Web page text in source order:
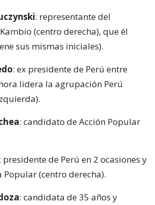
: representante del
(centro derecha), que él
sus mismas iniciales).
: ex presidente de Perú entre
lidera la agrupación Perú
: candidato de Acción Popular
presidente de Perú en 2 ocasiones y
Popular (centro derecha).
: candidata de 35 años y